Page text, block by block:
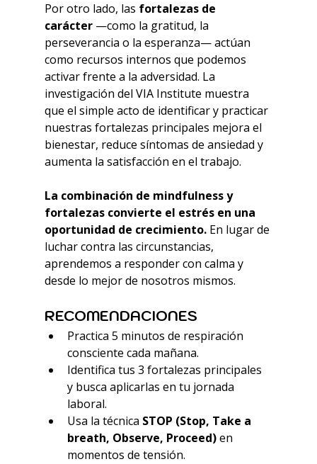
Por otro lado, las fortalezas de
carácter —como la gratitud, la
perseverancia o la esperanza— actúan
como recursos internos que podemos
activar frente a la adversidad. La
investigación del VIA Institute muestra
que el simple acto de identificar y practicar
nuestras fortalezas principales mejora el
bienestar, reduce síntomas de ansiedad y
aumenta la satisfacción en el trabajo.
La combinación de mindfulness y
fortalezas convierte el estrés en una
oportunidad de crecimiento. En lugar de
luchar contra las circunstancias,
aprendemos a responder con calma y
desde lo mejor de nosotros mismos.
RECOMENDACIONES
Practica 5 minutos de respiración
consciente cada mañana.
Identifica tus 3 fortalezas principales
y busca aplicarlas en tu jornada
laboral.
Usa la técnica STOP (Stop, Take a
breath, Observe, Proceed) en
momentos de tensión.